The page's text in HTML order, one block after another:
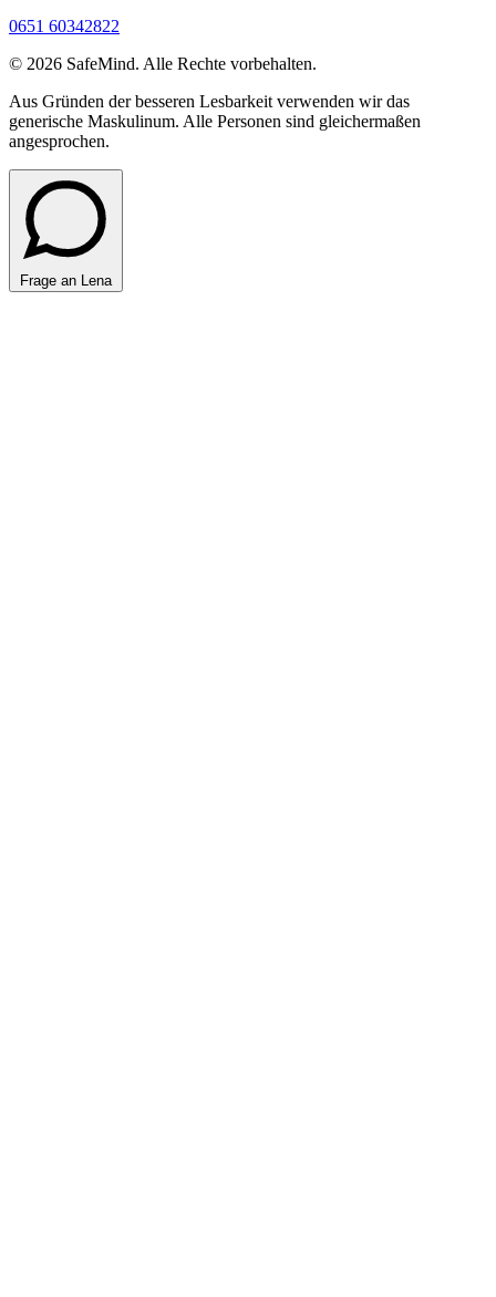
0651 60342822
© 2026 SafeMind. Alle Rechte vorbehalten.
Aus Gründen der besseren Lesbarkeit verwenden wir das
generische Maskulinum. Alle Personen sind gleichermaßen
angesprochen.
Frage an Lena